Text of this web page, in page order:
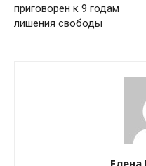
приговорен к 9 годам
лишения свободы